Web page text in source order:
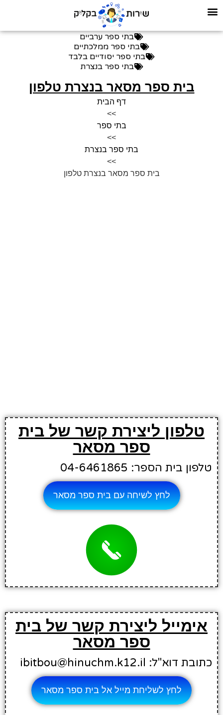
בתי ספר ערביים
בתי ספר ממלכתיים
בתי ספר יסודיים בלבד
בתי ספר בנצרת
בית ספר מסאר בנצרת טלפון
דף הבית
>>
בתי ספר
>>
בתי ספר בנצרת
>>
בית ספר מסאר בנצרת טלפון
טלפון ליצירת קשר של בית
ספר מסאר
טלפון בית הספר: 04-6461865
לחץ לשיחה עם בית ספר מסאר
אימייל ליצירת קשר של בית
ספר מסאר
כתובת דוא"ל: ibitbou@hinuchm.k12.il
לחץ לשליחת מייל אל בית ספר מסאר